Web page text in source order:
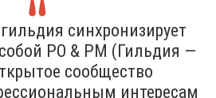
синхронизирует
PO & PM (Гильдия —
сообщество
интересам